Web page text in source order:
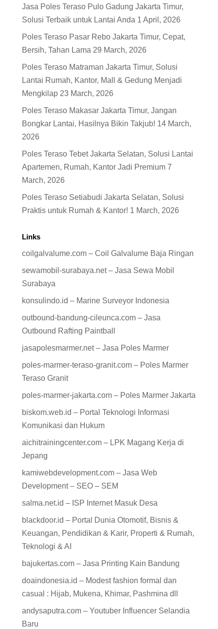
Jasa Poles Teraso Pulo Gadung Jakarta Timur,
Solusi Terbaik untuk Lantai Anda 1 April, 2026
Poles Teraso Pasar Rebo Jakarta Timur, Cepat,
Bersih, Tahan Lama 29 March, 2026
Poles Teraso Matraman Jakarta Timur, Solusi
Lantai Rumah, Kantor, Mall & Gedung Menjadi
Mengkilap 23 March, 2026
Poles Teraso Makasar Jakarta Timur, Jangan
Bongkar Lantai, Hasilnya Bikin Takjub! 14 March,
2026
Poles Teraso Tebet Jakarta Selatan, Solusi Lantai
Apartemen, Rumah, Kantor Jadi Premium 7
March, 2026
Poles Teraso Setiabudi Jakarta Selatan, Solusi
Praktis untuk Rumah & Kantor! 1 March, 2026
Links
coilgalvalume.com – Coil Galvalume Baja Ringan
sewamobil-surabaya.net – Jasa Sewa Mobil
Surabaya
konsulindo.id – Marine Surveyor Indonesia
outbound-bandung-cileunca.com – Jasa
Outbound Rafting Paintball
jasapolesmarmer.net – Jasa Poles Marmer
poles-marmer-teraso-granit.com – Poles Marmer
Teraso Granit
poles-marmer-jakarta.com – Poles Marmer Jakarta
biskom.web.id – Portal Teknologi Informasi
Komunikasi dan Hukum
aichitrainingcenter.com – LPK Magang Kerja di
Jepang
kamiwebdevelopment.com – Jasa Web
Development – SEO – SEM
salma.net.id – ISP Internet Masuk Desa
blackdoor.id – Portal Dunia Otomotif, Bisnis &
Keuangan, Pendidikan & Karir, Properti & Rumah,
Teknologi & AI
bajukertas.com – Jasa Printing Kain Bandung
doaindonesia.id – Modest fashion formal dan
casual : Hijab, Mukena, Khimar, Pashmina dll
andysaputra.com – Youtuber Influencer Selandia
Baru